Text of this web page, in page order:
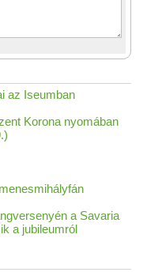
az Iseumban
Korona nyomában
a Savaria
a jubileumról